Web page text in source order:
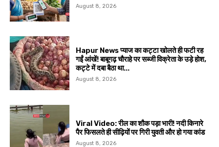
August 8, 2026
Hapur News प्याज का कट्टा खोलते ही फटी रह
गईं आंखें! बाबूगढ़ चौराहे पर सब्जी विक्रेता के उड़े होश,
कट्टे में दबा बैठा था...
August 8, 2026
Viral Video: रील का शौक पड़ा भारी! नदी किनारे
पैर फिसलते ही सीढ़ियों पर गिरी युवती और हो गया कांड
August 8, 2026